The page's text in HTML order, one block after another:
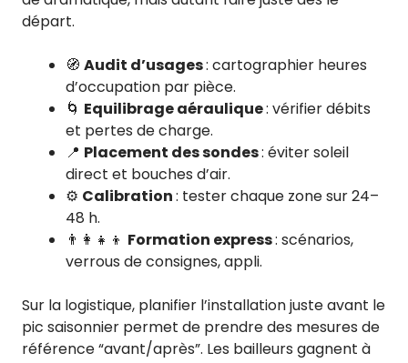
départ.
🧭 Audit d’usages: cartographier heures
d’occupation par pièce.
🌀 Equilibrage aéraulique: vérifier débits
et pertes de charge.
📍 Placement des sondes: éviter soleil
direct et bouches d’air.
⚙️ Calibration: tester chaque zone sur 24–
48 h.
👨‍👩‍👧‍👦 Formation express: scénarios,
verrous de consignes, appli.
Sur la logistique, planifier l’installation juste avant le
pic saisonnier permet de prendre des mesures de
référence “avant/après”. Les bailleurs gagnent à